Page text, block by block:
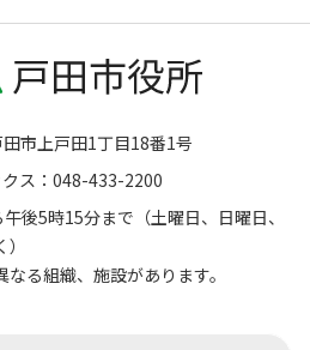
市上戸田1丁目18番1号
ス：048-433-2200
後5時15分まで（土曜日、日曜日、
なる組織、施設があります。